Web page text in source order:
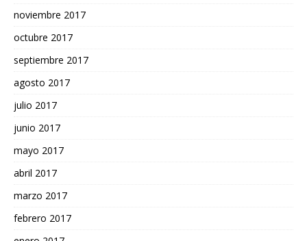
noviembre 2017
octubre 2017
septiembre 2017
agosto 2017
julio 2017
junio 2017
mayo 2017
abril 2017
marzo 2017
febrero 2017